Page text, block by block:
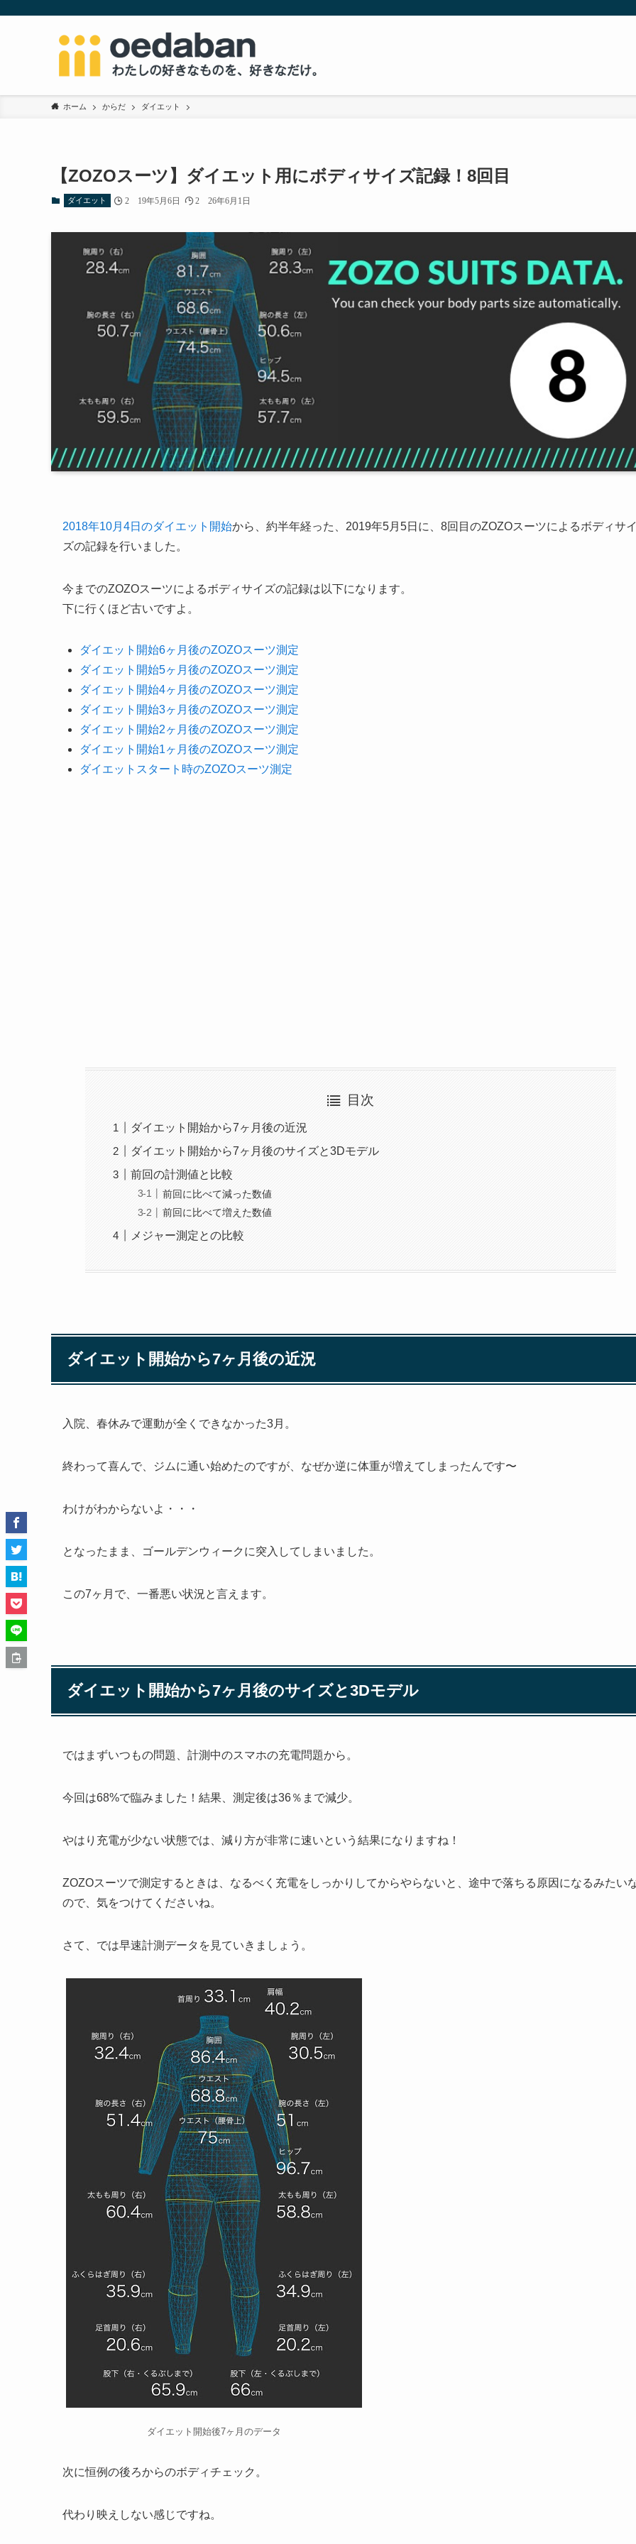
ホーム からだ ダイエット
【ZOZOスーツ】ダイエット用にボディサイズ記録！8回目
ダイエット 2019年5月6日 2026年6月1日
2018年10月4日のダイエット開始から、約半年経った、2019年5月5日に、8回目のZOZOスーツによるボディサ
ズの記録を行いました。
今までのZOZOスーツによるボディサイズの記録は以下になります。
下に行くほど古いですよ。
ダイエット開始6ヶ月後のZOZOスーツ測定
ダイエット開始5ヶ月後のZOZOスーツ測定
ダイエット開始4ヶ月後のZOZOスーツ測定
ダイエット開始3ヶ月後のZOZOスーツ測定
ダイエット開始2ヶ月後のZOZOスーツ測定
ダイエット開始1ヶ月後のZOZOスーツ測定
ダイエットスタート時のZOZOスーツ測定
目次
ダイエット開始から7ヶ月後の近況
ダイエット開始から7ヶ月後のサイズと3Dモデル
前回の計測値と比較
前回に比べて減った数値
前回に比べて増えた数値
メジャー測定との比較
ダイエット開始から7ヶ月後の近況
入院、春休みで運動が全くできなかった3月。
終わって喜んで、ジムに通い始めたのですが、なぜか逆に体重が増えてしまったんです〜
わけがわからないよ・・・
となったまま、ゴールデンウィークに突入してしまいました。
この7ヶ月で、一番悪い状況と言えます。
ダイエット開始から7ヶ月後のサイズと3Dモデル
ではまずいつもの問題、計測中のスマホの充電問題から。
今回は68%で臨みました！結果、測定後は36％まで減少。
やはり充電が少ない状態では、減り方が非常に速いという結果になりますね！
ZOZOスーツで測定するときは、なるべく充電をしっかりしてからやらないと、途中で落ちる原因になるみたい
ので、気をつけてくださいね。
さて、では早速計測データを見ていきましょう。
ダイエット開始後7ヶ月のデータ
次に恒例の後ろからのボディチェック。
代わり映えしない感じですね。